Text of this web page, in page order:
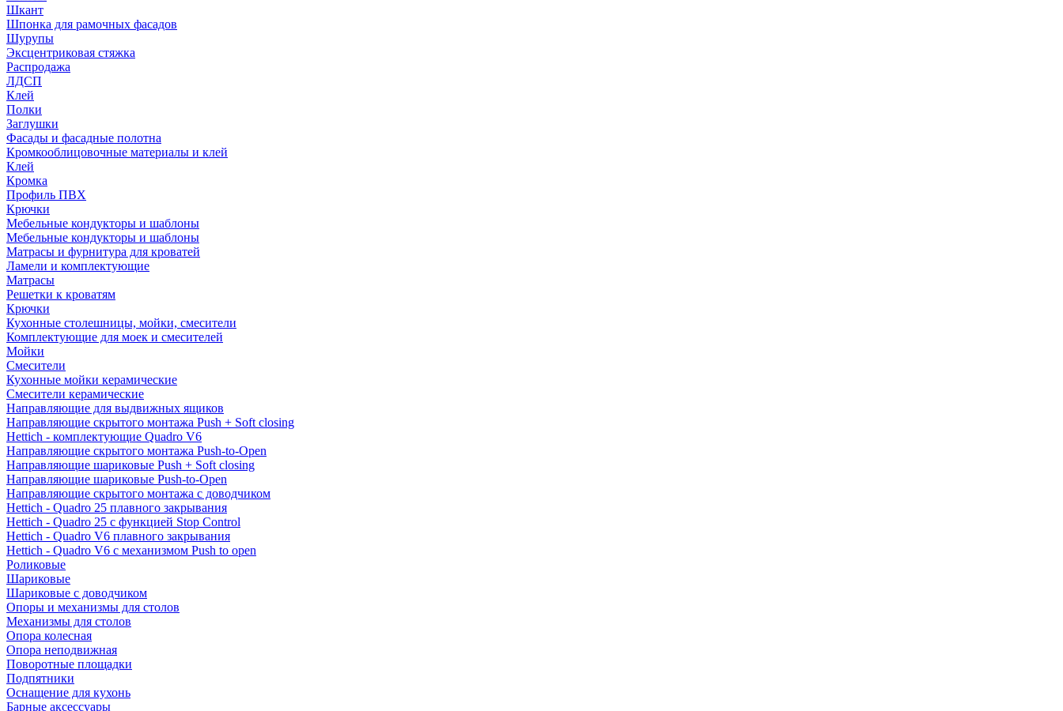
Шкант
Шпонка для рамочных фасадов
Шурупы
Эксцентриковая стяжка
Распродажа
ЛДСП
Клей
Полки
Заглушки
Фасады и фасадные полотна
Кромкооблицовочные материалы и клей
Клей
Кромка
Профиль ПВХ
Крючки
Мебельные кондукторы и шаблоны
Мебельные кондукторы и шаблоны
Матрасы и фурнитура для кроватей
Ламели и комплектующие
Матрасы
Решетки к кроватям
Крючки
Кухонные столешницы, мойки, смесители
Комплектующие для моек и смесителей
Мойки
Смесители
Кухонные мойки керамические
Смесители керамические
Направляющие для выдвижных ящиков
Направляющие скрытого монтажа Push + Soft closing
Hettich - комплектующие Quadro V6
Направляющие скрытого монтажа Push-to-Open
Направляющие шариковые Push + Soft closing
Направляющие шариковые Push-to-Open
Направляющие скрытого монтажа с доводчиком
Hettich - Quadro 25 плавного закрывания
Hettich - Quadro 25 с функцией Stop Control
Hettich - Quadro V6 плавного закрывания
Hettich - Quadro V6 с механизмом Push to open
Роликовые
Шариковые
Шариковые с доводчиком
Опоры и механизмы для столов
Механизмы для столов
Опора колесная
Опора неподвижная
Поворотные площадки
Подпятники
Оснащение для кухонь
Барные аксессуары